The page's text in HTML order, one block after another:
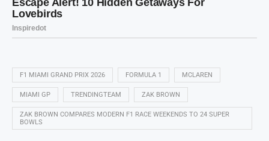
F1 MIAMI GRAND PRIX 2026 FORMULA 1 MCLAREN
MIAMI GP TRENDINGTEAM ZAK BROWN
ZAK BROWN COMPARES MODERN F1 RACE WEEKENDS TO 24 SUPER
BOWLS